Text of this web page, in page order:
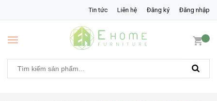
Tin tức Liên hệ Đăng ký Đăng nhập